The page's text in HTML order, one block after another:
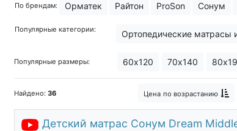
По брендам: Орматек Райтон ProSon Сонум
Популярные категории: Ортопедические матрасы
Популярные размеры: 60х120 70х140
Найдено: 36 Цена по возрастанию
Детский матрас Сонум Dream